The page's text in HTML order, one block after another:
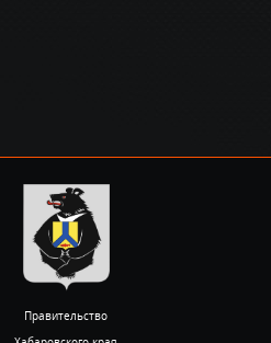
Правительство